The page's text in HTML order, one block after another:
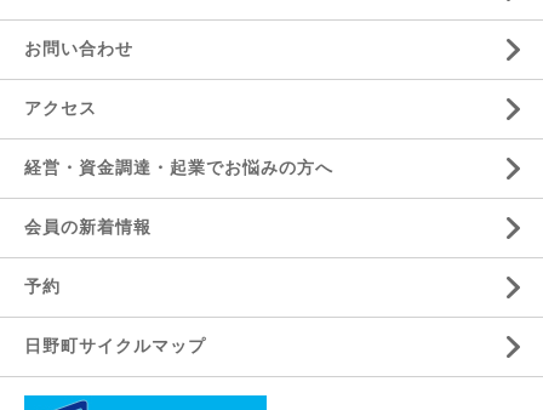
お問い合わせ
アクセス
経営・資金調達・起業でお悩みの方へ
会員の新着情報
予約
日野町サイクルマップ